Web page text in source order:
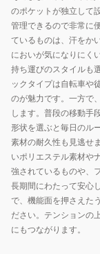
のポケットが独立して
管理できるので非常に
ているものは、汗をか
においが気になりにく
持ち運びのスタイルも
ックタイプは自転車や
のが魅力です。一方で
します。普段の移動手
形状を選ぶと毎日のル
素材の耐久性も見逃せ
いポリエステル素材や
強されているものや、
長期間にわたって安心
で、機能面を押さえた
ださい。テンションの
にもつながります。